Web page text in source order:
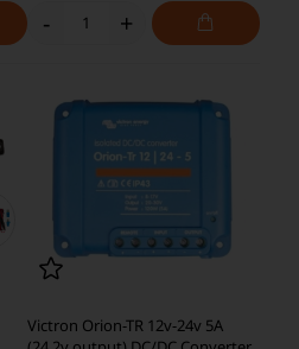
- +
Victron Orion-TR 12v-24v 5A